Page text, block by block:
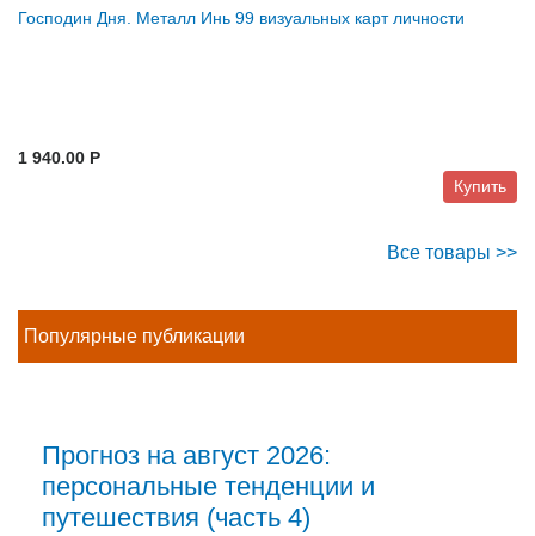
Господин Дня. Металл Инь 99 визуальных карт личности
1 940.00 P
Купить
Все товары >>
Популярные публикации
Прогноз на август 2026:
персональные тенденции и
путешествия (часть 4)